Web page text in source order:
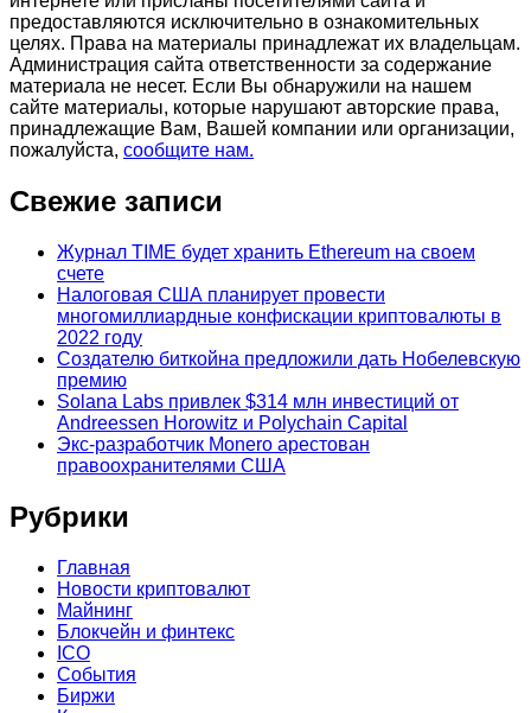
предоставляются исключительно в ознакомительных
целях. Права на материалы принадлежат их владельцам.
Администрация сайта ответственности за содержание
материала не несет. Если Вы обнаружили на нашем
сайте материалы, которые нарушают авторские права,
принадлежащие Вам, Вашей компании или организации,
пожалуйста, сообщите нам.
Свежие записи
Журнал TIME будет хранить Ethereum на своем
счете
Налоговая США планирует провести
многомиллиардные конфискации криптовалюты в
2022 году
Создателю биткойна предложили дать Нобелевскую
премию
Solana Labs привлек $314 млн инвестиций от
Andreessen Horowitz и Polychain Capital
Экс-разработчик Monero арестован
правоохранителями США
Рубрики
Главная
Новости криптовалют
Майнинг
Блокчейн и финтекс
ICO
События
Биржи